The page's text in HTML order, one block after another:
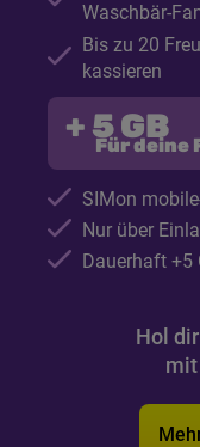
Waschbär-
Bis zu 20
kassieren
+ 5GB
Für deine
SIMon
Nur über
Dauerhaft +5
Hol
mit